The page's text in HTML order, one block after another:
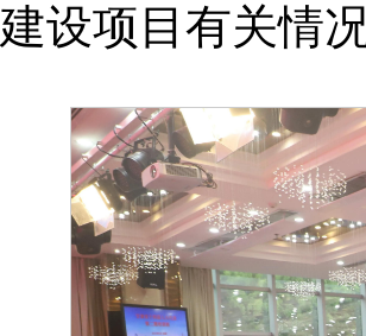
建设项目有关情